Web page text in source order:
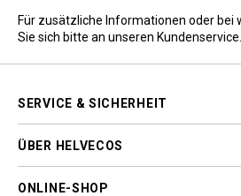
Für zusätzliche Informationen oder bei
Sie sich bitte an unseren Kundenservice
SERVICE & SICHERHEIT
ÜBER HELVECOS
ONLINE-SHOP